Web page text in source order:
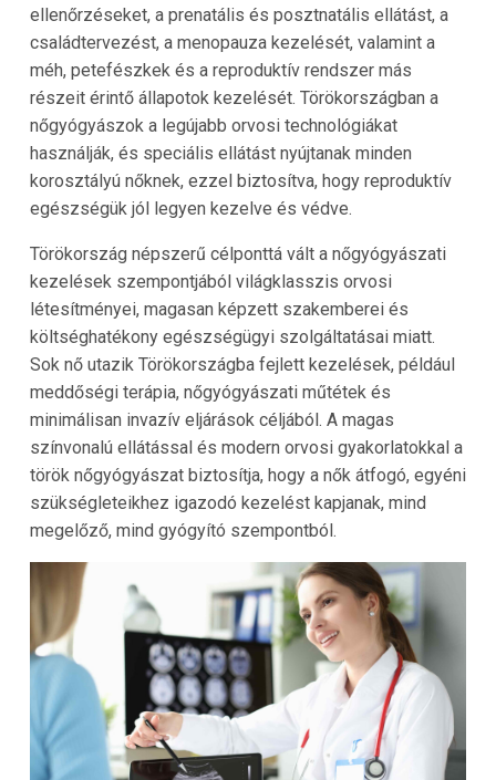
ellenőrzéseket, a prenatális és posztnatális ellátást, a
családtervezést, a menopauza kezelését, valamint a
méh, petefészkek és a reproduktív rendszer más
részeit érintő állapotok kezelését. Törökországban a
nőgyógyászok a legújabb orvosi technológiákat
használják, és speciális ellátást nyújtanak minden
korosztályú nőknek, ezzel biztosítva, hogy reproduktív
egészségük jól legyen kezelve és védve.
Törökország népszerű célponttá vált a nőgyógyászati
kezelések szempontjából világklasszis orvosi
létesítményei, magasan képzett szakemberei és
költséghatékony egészségügyi szolgáltatásai miatt.
Sok nő utazik Törökországba fejlett kezelések, például
meddőségi terápia, nőgyógyászati műtétek és
minimálisan invazív eljárások céljából. A magas
színvonalú ellátással és modern orvosi gyakorlatokkal a
török nőgyógyászat biztosítja, hogy a nők átfogó, egyéni
szükségleteikhez igazodó kezelést kapjanak, mind
megelőző, mind gyógyító szempontból.